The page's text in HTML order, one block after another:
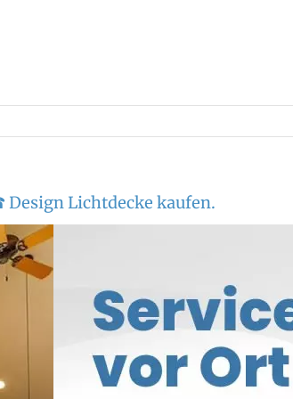
Lichtdecke kaufen.